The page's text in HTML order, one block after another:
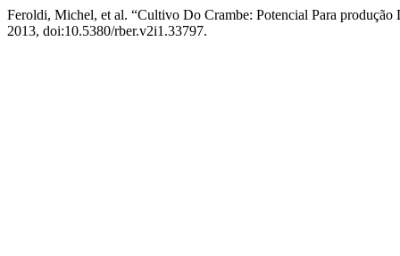
Feroldi, Michel, et al. “Cultivo Do Crambe: Potencial Para
2013, doi:10.5380/rber.v2i1.33797.